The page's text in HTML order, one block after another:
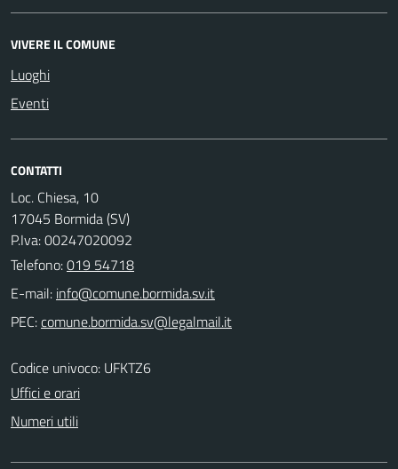
VIVERE IL COMUNE
Luoghi
Eventi
CONTATTI
Loc. Chiesa, 10
17045 Bormida (SV)
P.Iva: 00247020092
Telefono:019 54718
E-mail:
PEC:
Codice univoco: UFKTZ6
Uffici e orari
Numeri utili